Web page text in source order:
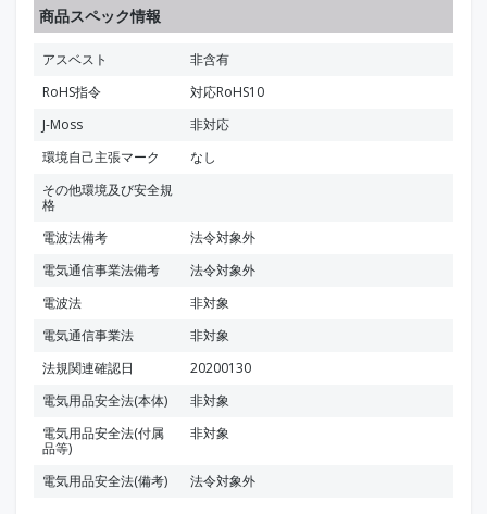
商品スペック情報
アスベスト
非含有
RoHS指令
対応RoHS10
J-Moss
非対応
環境自己主張マーク
なし
その他環境及び安全規
格
電波法備考
法令対象外
電気通信事業法備考
法令対象外
電波法
非対象
電気通信事業法
非対象
法規関連確認日
20200130
電気用品安全法(本体)
非対象
電気用品安全法(付属
品等)
非対象
電気用品安全法(備考) 法令対象外